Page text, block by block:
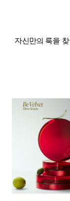
자신만의 룩을